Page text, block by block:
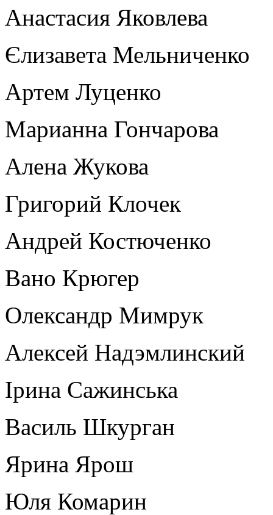
Анастасия Яковлева
Єлизавета Мельниченко
Артем Луценко
Марианна Гончарова
Алена Жукова
Григорий Клочек
Андрей Костюченко
Вано Крюгер
Олександр Мимрук
Алексей Надэмлинский
Ірина Сажинська
Василь Шкурган
Ярина Ярош
Юля Комарин